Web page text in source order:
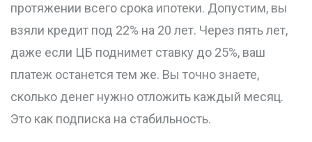
протяжении всего срока ипотеки. Допустим, вы
взяли кредит под 22% на 20 лет. Через пять лет,
даже если ЦБ поднимет ставку до 25%, ваш
платеж останется тем же. Вы точно знаете,
сколько денег нужно отложить каждый месяц.
Это как подписка на стабильность.